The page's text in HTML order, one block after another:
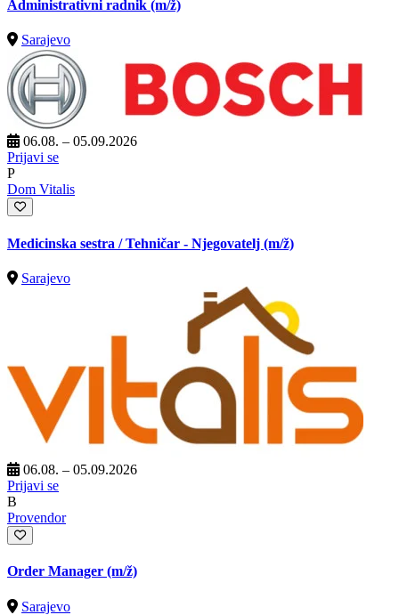
Administrativni radnik (m/ž)
Sarajevo
06.08. – 05.09.2026
Prijavi se
P
Dom Vitalis
Medicinska sestra / Tehničar - Njegovatelj (m/ž)
Sarajevo
06.08. – 05.09.2026
Prijavi se
B
Provendor
Order Manager (m/ž)
Sarajevo